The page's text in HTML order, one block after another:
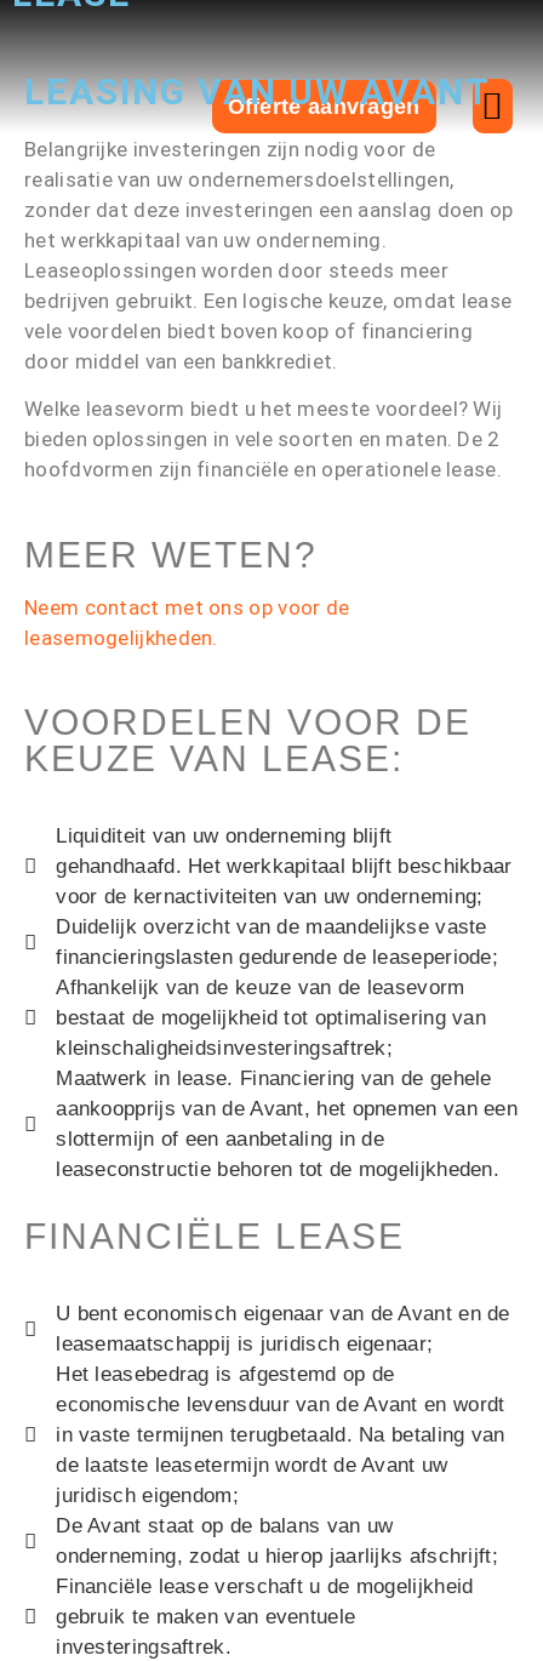
Offerte aanvragen
LEASING VAN UW AVANT
Belangrijke investeringen zijn nodig voor de
realisatie van uw ondernemersdoelstellingen,
zonder dat deze investeringen een aanslag doen op
het werkkapitaal van uw onderneming.
Leaseoplossingen worden door steeds meer
bedrijven gebruikt. Een logische keuze, omdat lease
vele voordelen biedt boven koop of financiering
door middel van een bankkrediet.
Welke leasevorm biedt u het meeste voordeel? Wij
bieden oplossingen in vele soorten en maten. De 2
hoofdvormen zijn financiële en operationele lease.
MEER WETEN?
Neem contact met ons op voor de
leasemogelijkheden.
VOORDELEN VOOR DE
KEUZE VAN LEASE:
Liquiditeit van uw onderneming blijft
gehandhaafd. Het werkkapitaal blijft beschikbaar
voor de kernactiviteiten van uw onderneming;
Duidelijk overzicht van de maandelijkse vaste
financieringslasten gedurende de leaseperiode;
Afhankelijk van de keuze van de leasevorm
bestaat de mogelijkheid tot optimalisering van
kleinschaligheidsinvesteringsaftrek;
Maatwerk in lease. Financiering van de gehele
aankoopprijs van de Avant, het opnemen van een
slottermijn of een aanbetaling in de
leaseconstructie behoren tot de mogelijkheden.
FINANCIËLE LEASE
U bent economisch eigenaar van de Avant en de
leasemaatschappij is juridisch eigenaar;
Het leasebedrag is afgestemd op de
economische levensduur van de Avant en wordt
in vaste termijnen terugbetaald. Na betaling van
de laatste leasetermijn wordt de Avant uw
juridisch eigendom;
De Avant staat op de balans van uw
onderneming, zodat u hierop jaarlijks afschrijft;
Financiële lease verschaft u de mogelijkheid
gebruik te maken van eventuele
investeringsaftrek.